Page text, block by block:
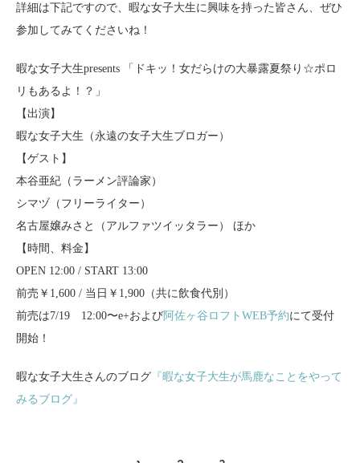
詳細は下記ですので、暇な女子大生に興味を持った皆さん、ぜひ
参加してみてくださいね！
暇な女子大生presents 「ドキッ！女だらけの大暴露夏祭り☆ポロ
リもあるよ！？」
【出演】
暇な女子大生（永遠の女子大生ブロガー）
【ゲスト】
本谷亜紀（ラーメン評論家）
シマヅ（フリーライター）
名古屋嬢みさと（アルファツイッタラー） ほか
【時間、料金】
OPEN 12:00 / START 13:00
前売￥1,600 / 当日￥1,900（共に飲食代別）
前売は7/19 12:00〜e+および阿佐ヶ谷ロフトWEB予約にて受付
開始！
暇な女子大生さんのブログ 『暇な女子大生が馬鹿なことをやって
みるブログ』